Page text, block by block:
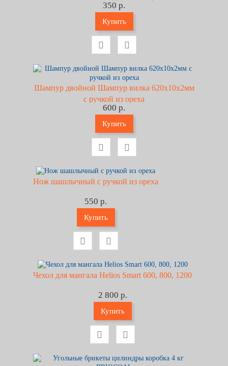
350 р.
Купить
Шампур двойной Шампур вилка 620х10х2мм
с ручкой из ореха
600 р.
Купить
Нож шашлычный с ручкой из ореха
550 р.
Купить
Чехол для мангала Helios Smart 600, 800, 1200
2 800 р.
Купить